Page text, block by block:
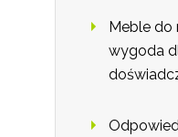
Meble do
wygoda